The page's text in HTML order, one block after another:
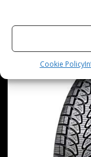
Cookie Policy